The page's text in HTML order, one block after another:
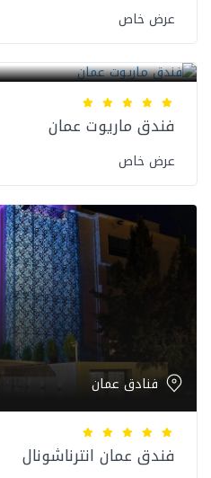
عرض خاص
فندق ماريوت عمان
عرض خاص
فنادق عمان
فندق عمان انترناشونال